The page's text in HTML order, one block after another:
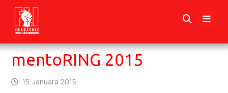
mentoRING 2015
15. Januara 2015.